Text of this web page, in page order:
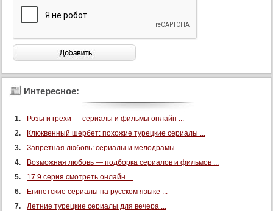
Интересное:
Розы и грехи — сериалы и фильмы онлайн ...
Клюквенный шербет: похожие турецкие сериалы ...
Запретная любовь: сериалы и мелодрамы ...
Возможная любовь — подборка сериалов и фильмов ...
17 9 серия смотреть онлайн ...
Египетские сериалы на русском языке ...
Летние турецкие сериалы для вечера ...